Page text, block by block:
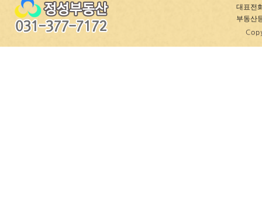
대표전
부동산